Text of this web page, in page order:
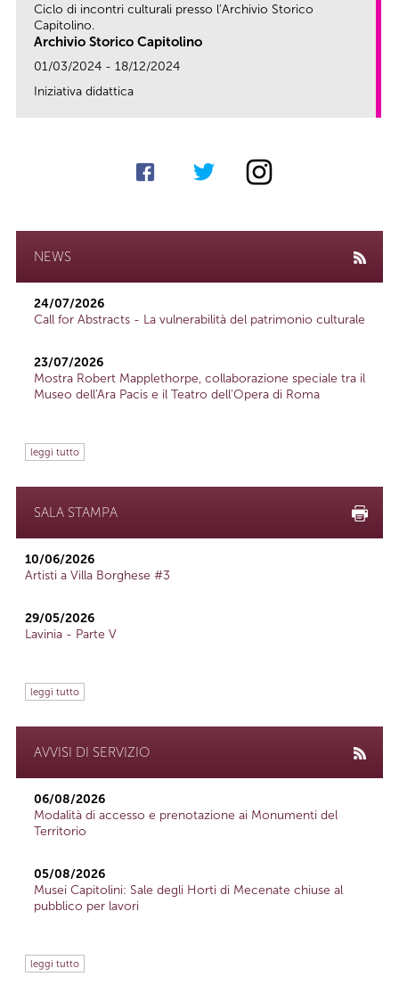
Ciclo di incontri culturali presso l’Archivio Storico
Capitolino.
Archivio Storico Capitolino
01/03/2024 - 18/12/2024
Iniziativa didattica
NEWS
24/07/2026
Call for Abstracts - La vulnerabilità del patrimonio culturale
23/07/2026
Mostra Robert Mapplethorpe, collaborazione speciale tra il
Museo dell'Ara Pacis e il Teatro dell'Opera di Roma
leggi tutto
SALA STAMPA
10/06/2026
Artisti a Villa Borghese #3
29/05/2026
Lavinia - Parte V
leggi tutto
AVVISI DI SERVIZIO
06/08/2026
Modalità di accesso e prenotazione ai Monumenti del
Territorio
05/08/2026
Musei Capitolini: Sale degli Horti di Mecenate chiuse al
pubblico per lavori
leggi tutto